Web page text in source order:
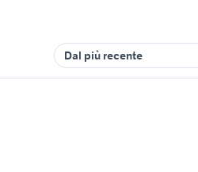
Dal più recente